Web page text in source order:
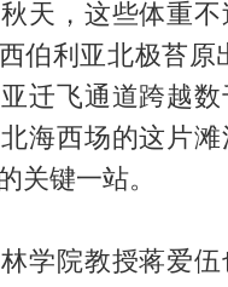
天，这些体重
伯利亚北极苔原
迁飞通道跨越
海西场的这片
关键一站。
学院教授蒋爱